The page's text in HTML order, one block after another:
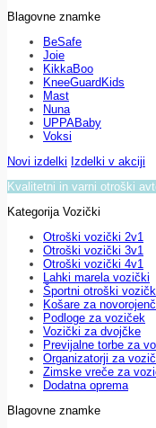
Blagovne znamke
BeSafe
Joie
KikkaBoo
KneeGuardKids
Mast
Nuna
UPPABaby
Voksi
Novi izdelki Izdelki v akciji
Kvalitetni in varni otroški
Kategorija Vozički
Otroški vozički 2v1
Otroški vozički 3v1
Otroški vozički 4v1
Lahki marela vozički
Športni otroški
Košare za
Podloge za voziček
Vozički za dvojčke
Previjalne torbe za
Organizatorji za
Zimske vreče za
Dodatna oprema
Blagovne znamke